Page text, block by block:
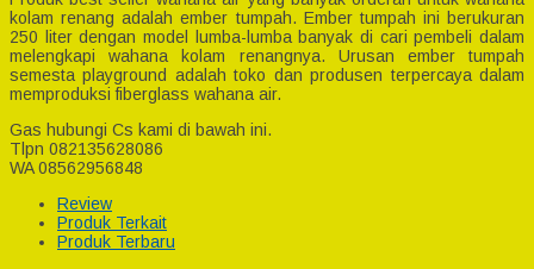
kolam renang adalah ember tumpah. Ember tumpah ini berukuran
250 liter dengan model lumba-lumba banyak di cari pembeli dalam
melengkapi wahana kolam renangnya. Urusan ember tumpah
semesta playground adalah toko dan produsen terpercaya dalam
memproduksi fiberglass wahana air.
Gas hubungi Cs kami di bawah ini.
Tlpn 082135628086
WA 08562956848
Review
Produk Terkait
Produk Terbaru